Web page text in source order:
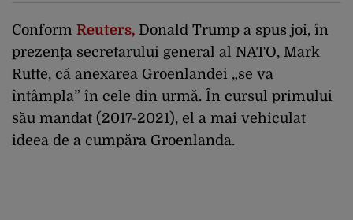
Conform Reuters, Donald Trump a spus joi, în
prezența secretarului general al NATO, Mark
Rutte, că anexarea Groenlandei „se va
întâmpla” în cele din urmă. În cursul primului
său mandat (2017-2021), el a mai vehiculat
ideea de a cumpăra Groenlanda.